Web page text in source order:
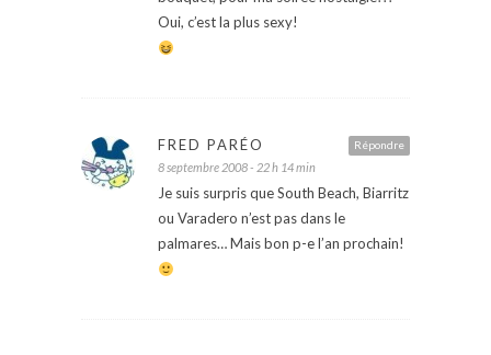
Oui, c’est la plus sexy!
Répondre
FRED PARÉO
8 septembre 2008 - 22 h 14 min
Je suis surpris que South Beach, Biarritz
ou Varadero n’est pas dans le
palmares… Mais bon p-e l’an prochain!